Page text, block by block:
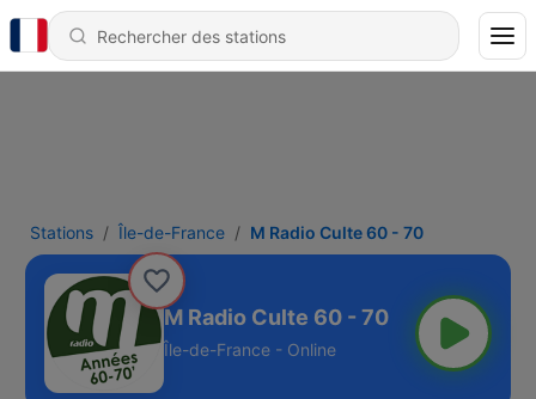
Stations Île-de-France M Radio Culte 60 - 70
M Radio Culte 60 - 70
Île-de-France - Online